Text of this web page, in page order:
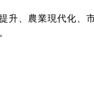
升、農業現代化、